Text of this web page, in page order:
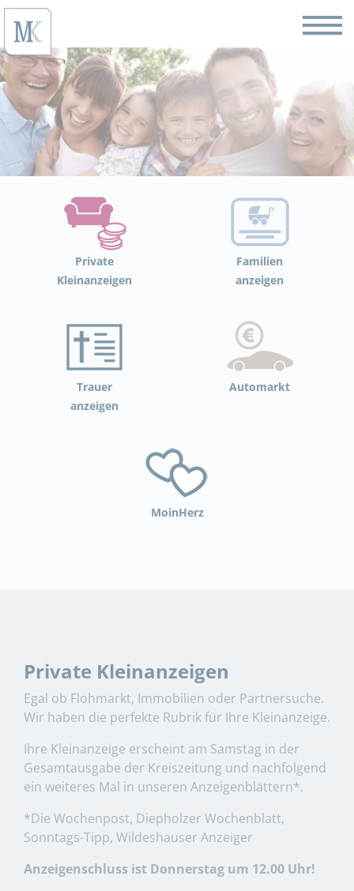
Private
Kleinanzeigen
Familien
anzeigen
Trauer
anzeigen
Automarkt
MoinHerz
Private Kleinanzeigen
Egal ob Flohmarkt, Immobilien oder Partnersuche.
Wir haben die perfekte Rubrik für Ihre Kleinanzeige.
Ihre Kleinanzeige erscheint am Samstag in der
Gesamtausgabe der Kreiszeitung und nachfolgend
ein weiteres Mal in unseren Anzeigenblättern*.
*Die Wochenpost, Diepholzer Wochenblatt,
Sonntags-Tipp, Wildeshauser Anzeiger
Anzeigenschluss ist Donnerstag um 12.00 Uhr!